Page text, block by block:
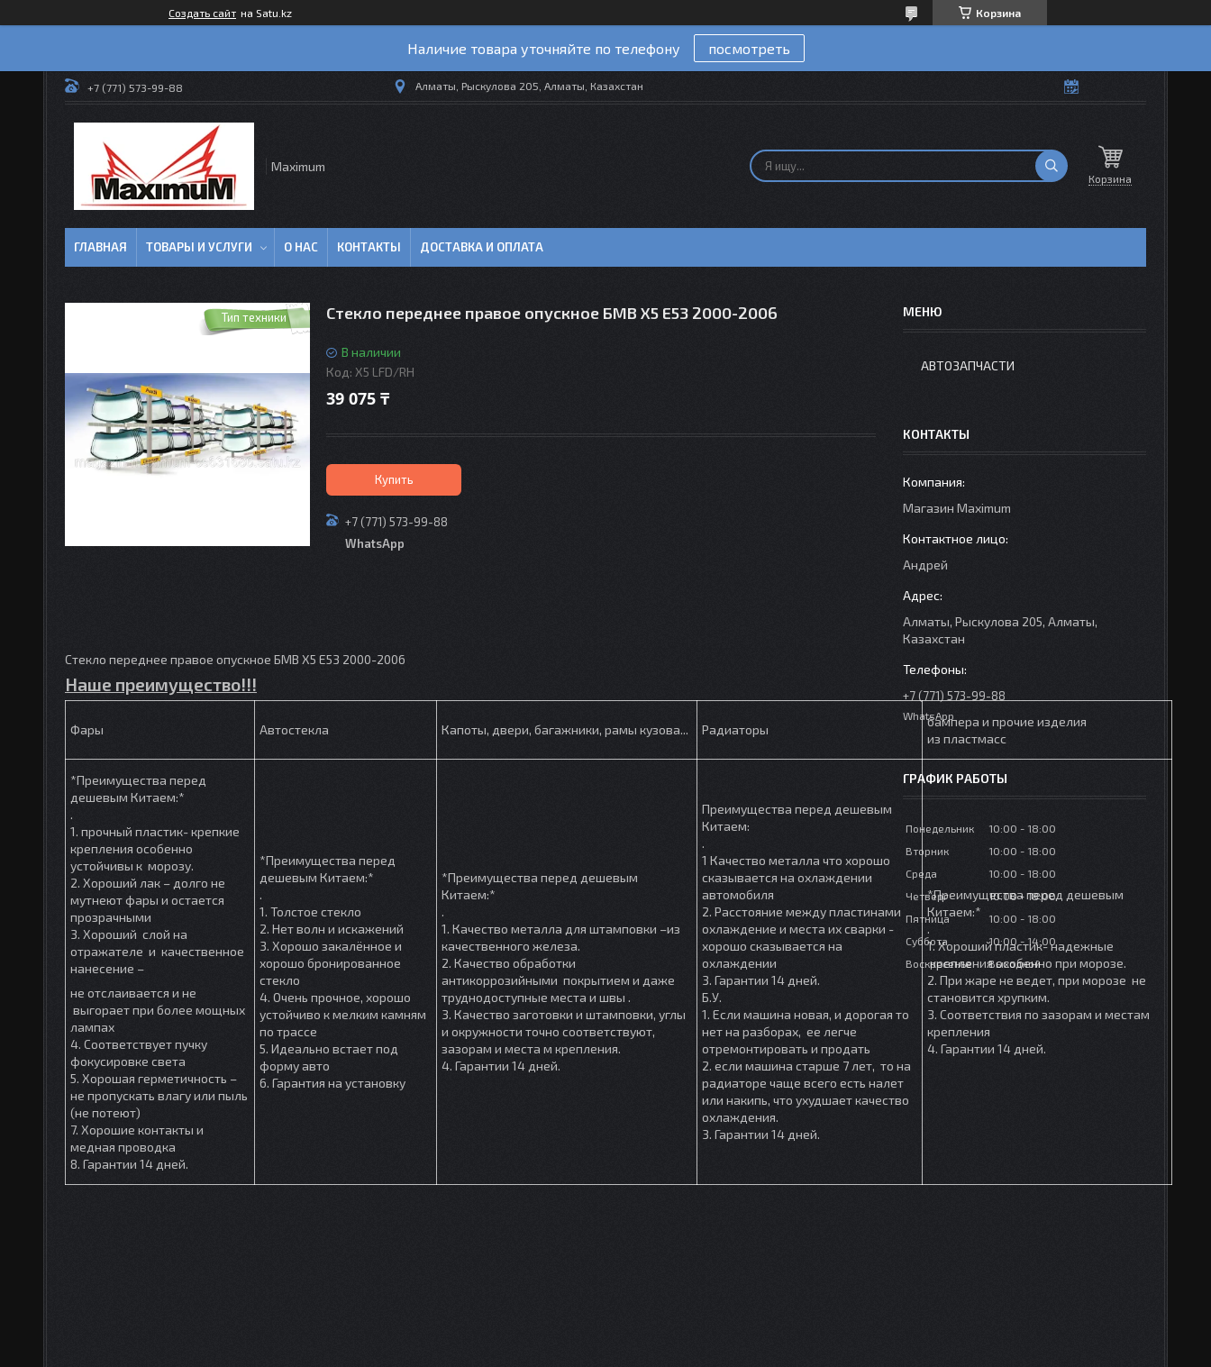
Создать сайт на Satu.kz Корзина
Наличие товара уточняйте по телефону посмотреть
+7 (771) 573-99-88 Алматы, Рыскулова 205, Алматы, Казахстан
Maximum
Корзина
ГЛАВНАЯ ТОВАРЫ И УСЛУГИ О НАС КОНТАКТЫ ДОСТАВКА И ОПЛАТА
Тип техники Стекло переднее правое опускное БМВ X5 E53 2000-2006
В наличии
Код: X5 LFD/RH
39 075 ₸
Купить
+7 (771) 573-99-88
WhatsApp
Стекло переднее правое опускное БМВ X5 E53 2000-2006
Наше преимущество!!!
Фары Автостекла Капоты, двери, багажники, рамы кузова... Радиаторы
бампера и прочие изделия
из пластмасс
*Преимущества перед
дешевым Китаем:*
.
1. прочный пластик- крепкие
крепления особенно
устойчивы к морозу.
2. Хороший лак – долго не
мутнеют фары и остается
прозрачными
3. Хороший слой на
отражателе и качественное
нанесение –
не отслаивается и не
выгорает при более мощных
лампах
4. Соответствует пучку
фокусировке света
5. Хорошая герметичность –
не пропускать влагу или пыль
(не потеют)
7. Хорошие контакты и
медная проводка
8. Гарантии 14 дней.
*Преимущества перед
дешевым Китаем:*
.
1. Толстое стекло
2. Нет волн и искажений
3. Хорошо закалённое и
хорошо бронированное
стекло
4. Очень прочное, хорошо
устойчиво к мелким камням
по трассе
5. Идеально встает под
форму авто
6. Гарантия на установку
*Преимущества перед дешевым
Китаем:*
.
1. Качество металла для штамповки –из
качественного железа.
2. Качество обработки
антикоррозийными покрытием и даже
труднодоступные места и швы .
3. Качество заготовки и штамповки, углы
и окружности точно соответствуют,
зазорам и места м крепления.
4. Гарантии 14 дней.
Преимущества перед дешевым
Китаем:
.
1 Качество металла что хорошо
сказывается на охлаждении
автомобиля
2. Расстояние между пластинами
охлаждение и места их сварки -
хорошо сказывается на
охлаждении
3. Гарантии 14 дней.
Б.У.
1. Если машина новая, и дорогая то
нет на разборах, ее легче
отремонтировать и продать
2. если машина старше 7 лет, то на
радиаторе чаще всего есть налет
или накипь, что ухудшает качество
охлаждения.
3. Гарантии 14 дней.
*Преимущества перед дешевым
Китаем:*
.
1. Хороший пластик- надежные
крепления особенно при морозе.
2. При жаре не ведет, при морозе не
становится хрупким.
3. Соответствия по зазорам и местам
крепления
4. Гарантии 14 дней.
АВТОЗАПЧАСТИ
КОНТАКТЫ
Mагазин Maximum
Андрей
Алматы, Рыскулова 205, Алматы,
Казахстан
+7 (771) 573-99-88
WhatsApp
ГРАФИК РАБОТЫ
Понедельник 10:00
18:00
Вторник
10:00
18:00
Среда
10:00
18:00
Четверг
10:00
18:00
Пятница
10:00
18:00
Суббота
10:00
14:00
Воскресенье
Выходной